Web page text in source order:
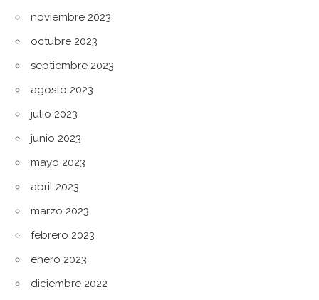
noviembre 2023
octubre 2023
septiembre 2023
agosto 2023
julio 2023
junio 2023
mayo 2023
abril 2023
marzo 2023
febrero 2023
enero 2023
diciembre 2022